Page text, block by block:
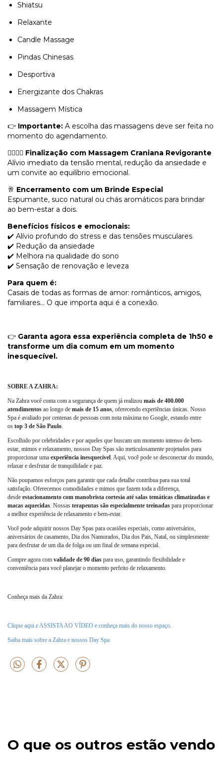
Shiatsu
Relaxante
Candle Massage
Pindas Chinesas
Desportiva
Energizante dos Chakras
Massagem Mística
👉 Importante: A escolha das massagens deve ser feita no
momento do agendamento.
💆‍♂️💆‍♀️ Finalização com Massagem Craniana Revigorante
Alívio imediato da tensão mental, redução da ansiedade e
um convite ao equilíbrio emocional.
🥂 Encerramento com um Brinde Especial
Espumante, suco natural ou chás aromáticos para brindar
ao bem-estar a dois.
Benefícios físicos e emocionais:
✔️ Alívio profundo do stress e das tensões musculares
✔️ Redução da ansiedade
✔️ Melhora na qualidade do sono
✔️ Sensação de renovação e leveza
Para quem é:
Casais de todas as formas de amor: românticos, amigos,
familiares… O que importa aqui é a conexão.
👉 Garanta agora essa experiência completa de 1h50 e
transforme um dia comum em um momento
inesquecível.
SOBRE A ZAHRA:
Na Zahra você conta com a segurança de quem já realizou mais de 400.000
atendimentos ao longo de mais de 15 anos, oferecendo experiências únicas. Nosso
Spa é avaliado por centenas de pessoas com nota máxima no Google, estando entre
os top 3 de São Paulo.
Escolhido por celebridades e por aqueles que buscam um momento intenso de bem-
estar, mimos e relaxamento, nossos Day Spas são meticulosamente projetados para
proporcionar uma experiência inesquecível. Aqui, você pode se desconectar do mundo,
relaxar e desfrutar de tranquilidade e paz.
Não poupamos esforços para garantir que cada detalhe contribua para sua total
satisfação. Oferecemos comodidades e mimos que fazem toda a diferença,
desde estacionamento com manobrista cortesia até salas temáticas climatizadas e
macas aquecidas. Nossas terapeutas são especialmente treinadas para proporcionar
a melhor experiência de relaxamento e bem-estar.
Você pode adquirir nossos Day Spas para ocasiões especiais, como aniversários,
aniversários de casamento, Dia dos Namorados, Dia dos Pais, Natal, ou simplesmente
para desfrutar de um dia de folga ou um final de semana especial.
Compre agora com validade de 90 dias para uso, garantindo flexibilidade e
conveniência para você planejar o momento perfeito de relaxamento.
Conheça mais da Zahra:
Clique aqui e ASSISTA AO VÍDEO e conheça mais do nosso espaço.
Saiba mais sobre a Zahra e nossos Day Spa
O que os outros estão vendo